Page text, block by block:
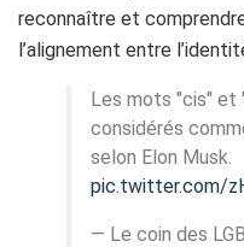
reconnaître et
l’alignement entre
Les mots "cis" et
considérés
selon Elon Musk.
pic.twitter.com/
— Le coin des